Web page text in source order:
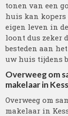
tonen van een
huis kan
eigen leven in
loont dus zeker
besteden aan
uw huis tijdens
Overweeg om
makelaar in
Overweeg om
makelaar in